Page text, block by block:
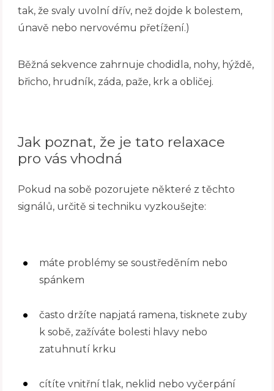
tak, že svaly uvolní dřív, než dojde k bolestem,
únavě nebo nervovému přetížení.)
Běžná sekvence zahrnuje chodidla, nohy, hýždě,
břicho, hrudník, záda, paže, krk a obličej.
Jak poznat, že je tato relaxace
pro vás vhodná
Pokud na sobě pozorujete některé z těchto
signálů, určitě si techniku vyzkoušejte:
máte problémy se soustředěním nebo
spánkem
často držíte napjatá ramena, tisknete zuby
k sobě, zažíváte bolesti hlavy nebo
zatuhnutí krku
cítíte vnitřní tlak, neklid nebo vyčerpání